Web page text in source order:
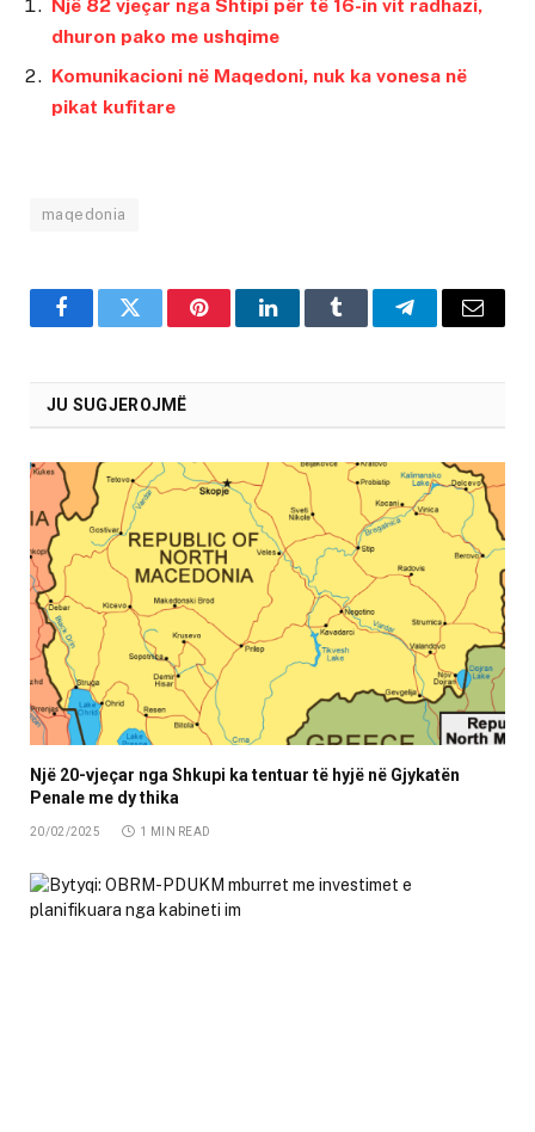
Një 82 vjeçar nga Shtipi për të 16-in vit radhazi,
dhuron pako me ushqime
Komunikacioni në Maqedoni, nuk ka vonesa në
pikat kufitare
maqedonia
FacebookTwitter PinterestLinkedInTumblr TelegramEmail
JU SUGJEROJMË
Një 20-vjeçar nga Shkupi ka tentuar të hyjë në Gjykatën
Penale me dy thika
20/02/2025 1 MIN READ